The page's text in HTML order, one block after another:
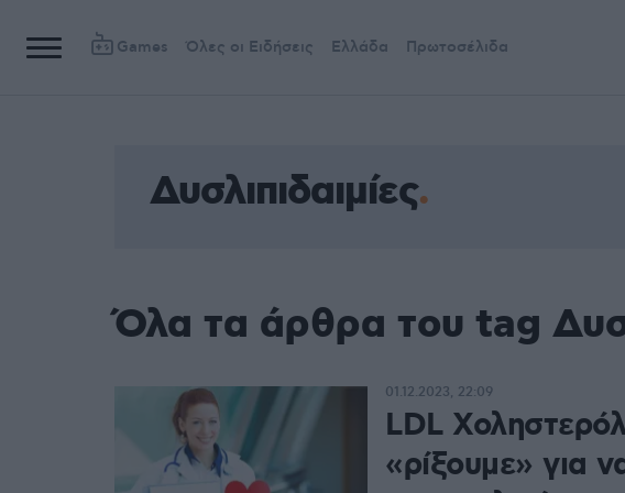
Games Όλες οι Ειδήσεις Ελλάδα Πρωτοσέλιδα
Δυσλιπιδαιμίες
Όλα τα άρθρα του tag
LDL
«ρίξουμε» για
01.12.2023, 22:09